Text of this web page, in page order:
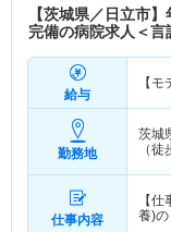
【茨城県／日立市
完備の病院求人＜言
給与
【モ
勤務地
茨城
（徒
仕事内容
【仕
養)